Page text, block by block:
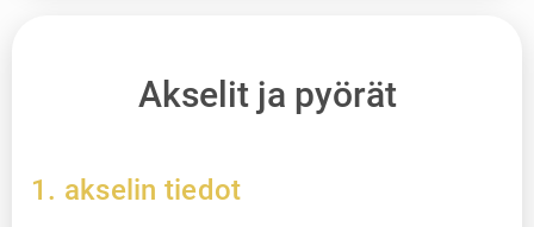
Akselit ja pyörät
1. akselin tiedot